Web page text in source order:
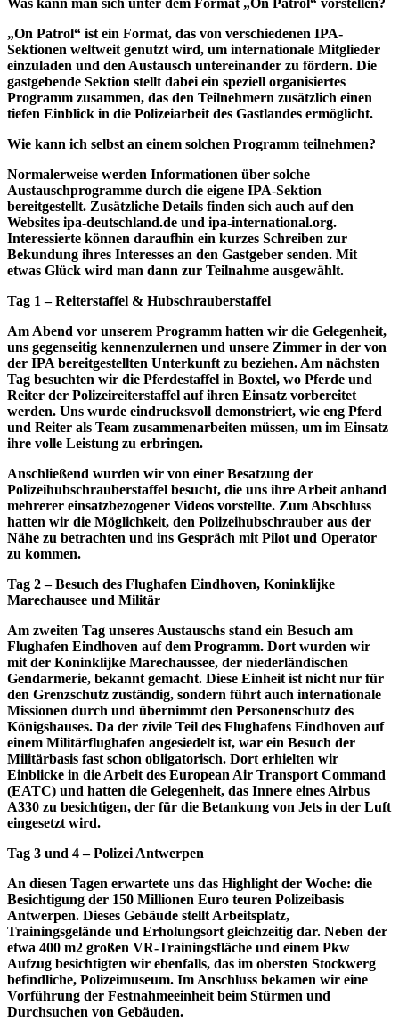
Was kann man sich unter dem Format „On Patrol“ vorstellen?
„On Patrol“ ist ein Format, das von verschiedenen IPA-
Sektionen weltweit genutzt wird, um internationale Mitglieder
einzuladen und den Austausch untereinander zu fördern. Die
gastgebende Sektion stellt dabei ein speziell organisiertes
Programm zusammen, das den Teilnehmern zusätzlich einen
tiefen Einblick in die Polizeiarbeit des Gastlandes ermöglicht.
Wie kann ich selbst an einem solchen Programm teilnehmen?
Normalerweise werden Informationen über solche
Austauschprogramme durch die eigene IPA-Sektion
bereitgestellt. Zusätzliche Details finden sich auch auf den
Websites ipa-deutschland.de und ipa-international.org.
Interessierte können daraufhin ein kurzes Schreiben zur
Bekundung ihres Interesses an den Gastgeber senden. Mit
etwas Glück wird man dann zur Teilnahme ausgewählt.
Tag 1 – Reiterstaffel & Hubschrauberstaffel
Am Abend vor unserem Programm hatten wir die Gelegenheit,
uns gegenseitig kennenzulernen und unsere Zimmer in der von
der IPA bereitgestellten Unterkunft zu beziehen. Am nächsten
Tag besuchten wir die Pferdestaffel in Boxtel, wo Pferde und
Reiter der Polizeireiterstaffel auf ihren Einsatz vorbereitet
werden. Uns wurde eindrucksvoll demonstriert, wie eng Pferd
und Reiter als Team zusammenarbeiten müssen, um im Einsatz
ihre volle Leistung zu erbringen.
Anschließend wurden wir von einer Besatzung der
Polizeihubschrauberstaffel besucht, die uns ihre Arbeit anhand
mehrerer einsatzbezogener Videos vorstellte. Zum Abschluss
hatten wir die Möglichkeit, den Polizeihubschrauber aus der
Nähe zu betrachten und ins Gespräch mit Pilot und Operator
zu kommen.
Tag 2 – Besuch des Flughafen Eindhoven, Koninklijke
Marechausee und Militär
Am zweiten Tag unseres Austauschs stand ein Besuch am
Flughafen Eindhoven auf dem Programm. Dort wurden wir
mit der Koninklijke Marechaussee, der niederländischen
Gendarmerie, bekannt gemacht. Diese Einheit ist nicht nur für
den Grenzschutz zuständig, sondern führt auch internationale
Missionen durch und übernimmt den Personenschutz des
Königshauses. Da der zivile Teil des Flughafens Eindhoven auf
einem Militärflughafen angesiedelt ist, war ein Besuch der
Militärbasis fast schon obligatorisch. Dort erhielten wir
Einblicke in die Arbeit des European Air Transport Command
(EATC) und hatten die Gelegenheit, das Innere eines Airbus
A330 zu besichtigen, der für die Betankung von Jets in der Luft
eingesetzt wird.
Tag 3 und 4 – Polizei Antwerpen
An diesen Tagen erwartete uns das Highlight der Woche: die
Besichtigung der 150 Millionen Euro teuren Polizeibasis
Antwerpen. Dieses Gebäude stellt Arbeitsplatz,
Trainingsgelände und Erholungsort gleichzeitig dar. Neben der
etwa 400 m2 großen VR-Trainingsfläche und einem Pkw
Aufzug besichtigten wir ebenfalls, das im obersten Stockwerg
befindliche, Polizeimuseum. Im Anschluss bekamen wir eine
Vorführung der Festnahmeeinheit beim Stürmen und
Durchsuchen von Gebäuden.